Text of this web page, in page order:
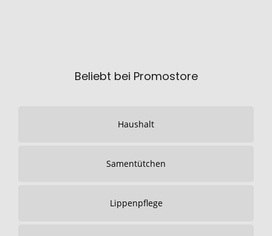
Beliebt bei Promostore
Haushalt
Samentütchen
Lippenpflege